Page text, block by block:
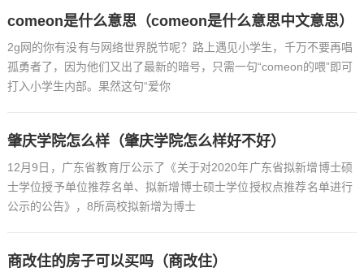
comeon是什么意思（comeon是什么意思中文意思）
2g网的你有没有与网络世界脱节呢？路上遇见小学生，千万不要再唱
孤勇者了，因为他们又出了最新的暗号，只需一句“comeon的喂”即可
打入小学生内部。果然这句“爱你
肇庆学院怎么样（肇庆学院怎么样好不好）
12月9日，广东省教育厅公示了《关于对2020年广东省拟新增博士硕
士学位授予单位推荐名单、拟新增博士硕士学位授权点推荐名单进行
公示的公告》，8所高校拟新增为博士
商改住的房子可以买吗（商改住）